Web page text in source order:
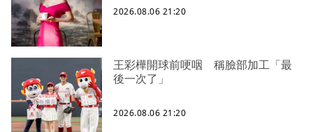
2026.08.06 21:20
王彩樺開球前哽咽 稱臉部加工「最
後一次了」
2026.08.06 21:20